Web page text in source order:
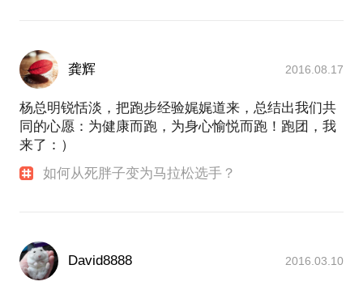
龚辉 2016.08.17
杨总明锐恬淡，把跑步经验娓娓道来，总结出我们共
同的心愿：为健康而跑，为身心愉悦而跑！跑团，我
来了：）
如何从死胖子变为马拉松选手？
David8888 2016.03.10